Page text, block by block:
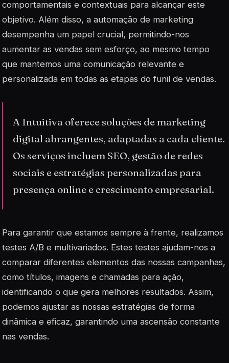
comportamentais e contextuais para alcançar este
objetivo. Além disso, a automação de marketing
desempenha um papel crucial, permitindo-nos
aumentar as vendas sem esforço, ao mesmo tempo
que mantemos uma comunicação relevante e
personalizada em todas as etapas do funil de vendas.
A Intuitiva oferece soluções de marketing
digital abrangentes, adaptadas a cada cliente.
Os serviços incluem SEO, gestão de redes
sociais e estratégias personalizadas para
presença online e crescimento empresarial.
Para garantir que estamos sempre à frente, realizamos
testes A/B e multivariados. Estes testes ajudam-nos a
comparar diferentes elementos das nossas campanhas,
como títulos, imagens e chamadas para ação,
identificando o que gera melhores resultados. Assim,
podemos ajustar as nossas estratégias de forma
dinâmica e eficaz, garantindo uma ascensão constante
nas vendas.